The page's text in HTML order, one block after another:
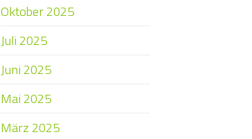
Oktober 2025
Juli 2025
Juni 2025
Mai 2025
März 2025